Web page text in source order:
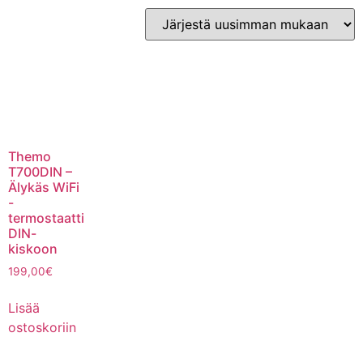
Themo
T700DIN –
Älykäs WiFi
-
termostaatti
DIN-
kiskoon
199,00€
Lisää
ostoskoriin